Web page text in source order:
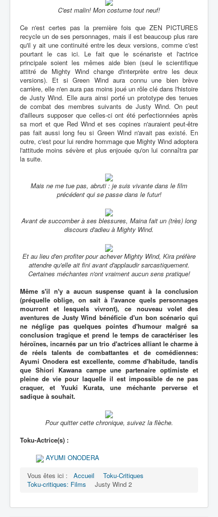
C'est malin! Mon costume tout neuf!
Ce n'est certes pas la première fois que ZEN PICTURES
recycle un de ses personnages, mais il est beaucoup plus rare
qu'il y ait une continuité entre les deux versions, comme c'est
pourtant le cas ici. Le fait que le scénariste et l'actrice
principale soient les mêmes aide bien (seul le scientifique
attitré de Mighty Wind change d'interprète entre les deux
versions). Et si Green Wind aura connu une bien brève
carrière, elle n'en aura pas moins joué un rôle clé dans l'histoire
de Justy Wind. Elle aura ainsi porté un prototype des tenues
de combat des membres suivants de Justy Wind. On peut
d'ailleurs supposer que celles-ci ont été perfectionnées après
sa mort et que Red Wind et ses copines n'auraient peut-être
pas fait aussi long feu si Green Wind n'avait pas existé. En
outre, c'est pour lui rendre hommage que Mighty Wind adoptera
l'attitude moins sévère et plus enjouée qu'on lui connaîtra par
la suite.
Mais ne me tue pas, abruti : je suis vivante dans le film
précédent qui se passe dans le futur!
Avant de succomber à ses blessures, Maina fait un (très) long
discours d'adieu à Mighty Wind.
Et au lieu d'en profiter pour achever Mighty Wind, Kira préfère
attendre qu'elle ait fini avant d'applaudir sarcastiquement.
Certaines méchantes n'ont vraiment aucun sens pratique!
Même s'il n'y a aucun suspense quant à la conclusion
(préquelle oblige, on sait à l'avance quels personnages
mourront et lesquels vivront), ce nouveau volet des
aventures de Justy Wind bénéficie d'un bon scénario qui
ne néglige pas quelques pointes d'humour malgré sa
conclusion tragique et prend le temps de caractériser les
héroïnes, incarnés par un trio d'actrices alliant le charme à
de réels talents de combattantes et de comédiennes:
Ayumi Onodera est excellente, comme d'habitude, tandis
que Shiori Kawana campe une partenaire optimiste et
pleine de vie pour laquelle il est impossible de ne pas
craquer, et Yuuki Kurata, une méchante perverse et
sadique à souhait.
Pour quitter cette chronique, suivez la flèche.
Toku-Actrice(s) :
AYUMI ONODERA
Vous êtes ici :
Accueil
Toku-Critiques
Toku-critiques: Films
Justy Wind 2